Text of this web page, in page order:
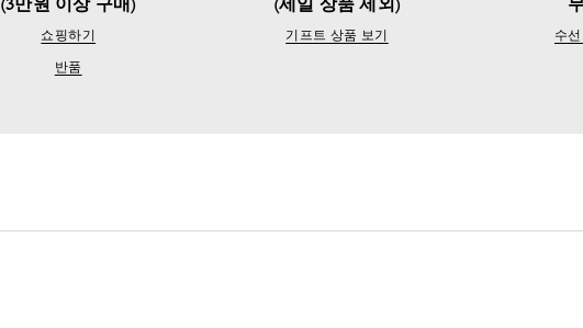
(3만원 이상 구매)
쇼핑하기
반품
(세일 상품 제외)
기프트 상품 보기 수